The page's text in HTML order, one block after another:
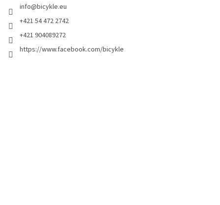
info@bicykle.eu
+421 54 472 2742
+421 904089272
https://www.facebook.com/bicykle